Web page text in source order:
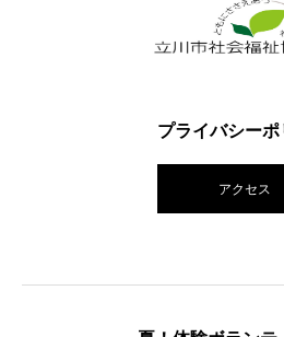
プライバシー
アクセス